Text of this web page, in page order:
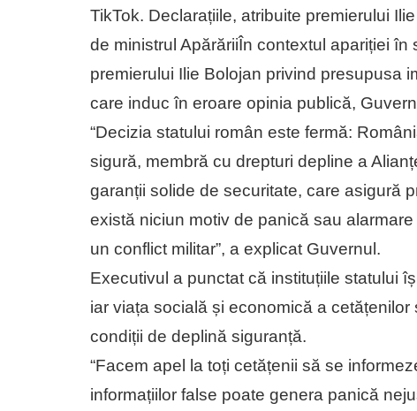
TikTok. Declarațiile, atribuite premierului
de ministrul ApărăriiÎn contextul apariției
premierului Ilie Bolojan privind presupusa
care induc în eroare opinia publică,
“Decizia statului român este fermă:
sigură, membră cu drepturi depline a
garanții solide de securitate, care asigură
există niciun motiv de panică sau
un conflict militar”, a explicat Guvernul.
Executivul a punctat că instituțiile statului
iar viața socială și economică a
condiții de deplină siguranță.
“Facem apel la toți cetățenii să se
informațiilor false poate genera panică